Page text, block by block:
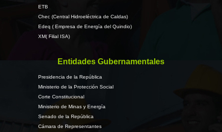
ETB
Chec (Central Hidroeléctrica de Caldas)
Edeq ( Empresa de Energía del Quindio)
XM( Filial ISA)
Entidades Gubernamentales
Presidencia de la República
Ministerio de la Protección Social
Corte Constitucional
Ministerio de Minas y Energía
Senado de la República
Cámara de Representantes